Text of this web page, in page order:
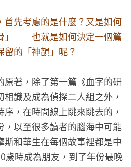
首先考慮的是什麼？又是如何
」——也就是如何決定一個篇
留的「神韻」呢？
原著，除了第一篇《血字的研
識及成為偵探二人組之外，
，在時間線上跳來跳去的，
，以至很多讀者的腦海中可能
斯和華生在每個故事裡都是中
歲時成為朋友，到了年份最晚